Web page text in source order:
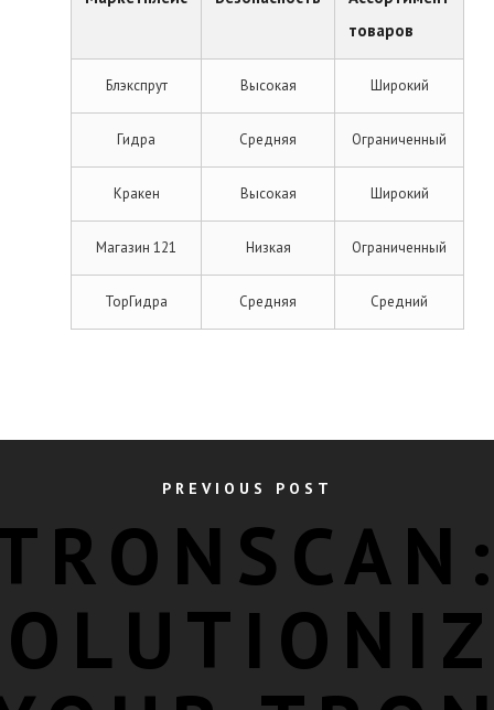
товаров
Блэкспрут Высокая Широкий
Гидра Средняя Ограниченный
Кракен Высокая Широкий
Магазин 121 Низкая Ограниченный
ТорГидра Средняя Средний
PREVIOUS POST